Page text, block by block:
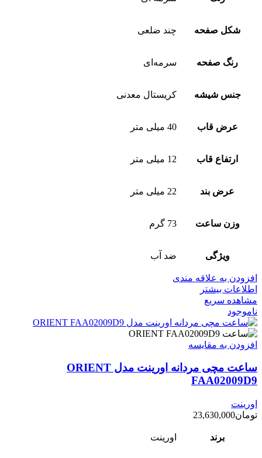
شکل صفحه چند ضلعی
رنگ صفحه سرمه‌ای
جنس شیشه کریستال معدنی
عرض قاب 40 میلی متر
ارتفاع قاب 12 میلی متر
عرض بند 22 میلی متر
وزن ساعت 73 گرم
ویژگی ضد آب
افزودن به علاقه مندی
اطلاعات بیشتر
مشاهده سریع
ناموجود
افزودن به مقایسه
ساعت مچی مردانه اورینت مدل ORIENT
FAA02009D9
اورینت
تومان23,630,000
برند اورینت